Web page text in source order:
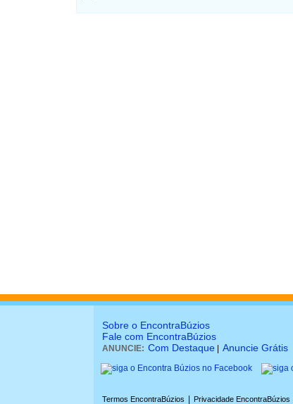
Sobre o EncontraBúzios
Fale com EncontraBúzios
ANUNCIE: Com Destaque Anuncie Grátis
Termos EncontraBúzios Privacidade EncontraBúzios